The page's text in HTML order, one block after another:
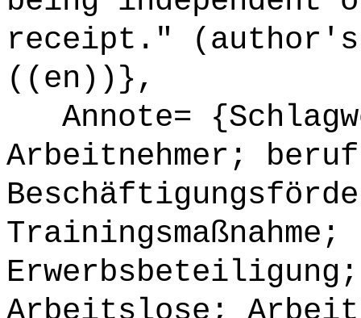
receipt." (author's
((en))},
Annote=
Arbeitnehmer;
Trainingsmaßnahme;